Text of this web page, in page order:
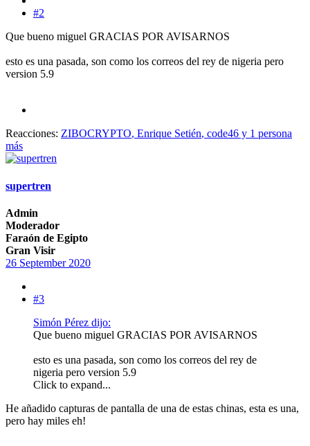
#2
Que bueno miguel GRACIAS POR AVISARNOS
esto es una pasada, son como los correos del rey de nigeria pero
version 5.9
Reacciones: ZIBOCRYPTO, Enrique Setién, code46 y 1 persona
más
supertren
Admin
Moderador
Faraón de Egipto
Gran Visir
26 September 2020
#3
Simón Pérez dijo:
Que bueno miguel GRACIAS POR AVISARNOS
esto es una pasada, son como los correos del rey de
nigeria pero version 5.9
Click to expand...
He añadido capturas de pantalla de una de estas chinas, esta es una,
pero hay miles eh!